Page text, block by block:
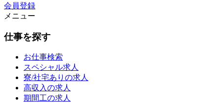
会員登録
メニュー
仕事を探す
お仕事検索
スペシャル求人
寮/社宅ありの求人
高収入の求人
期間工の求人